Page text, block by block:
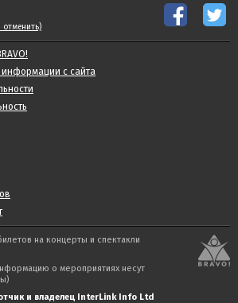
отменить)
с сайта
на концерты и спектакли
о мероприятиях несут
и владелец InterLink Info Ltd